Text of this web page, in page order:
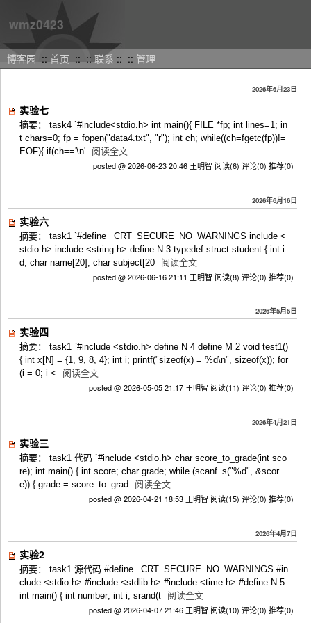
wmz0423
博客园 :: 首页 :: ::联系 :: :: 管理
2026年6月23日
实验七
摘要： task4 `#include<stdio.h> int main(){ FILE *fp; int lines=1; in
t chars=0; fp = fopen("data4.txt", "r"); int ch; while((ch=fgetc(fp))!=
EOF){ if(ch=='\n'
阅读全文
posted @ 2026-06-23 20:46 王明智 阅读(6) 评论(0) 推荐(0)
2026年6月16日
实验六
摘要： task1 `#define _CRT_SECURE_NO_WARNINGS include <
stdio.h> include <string.h> define N 3 typedef struct student { int i
d; char name[20]; char subject[20
阅读全文
posted @ 2026-06-16 21:11 王明智 阅读(8) 评论(0) 推荐(0)
2026年5月5日
实验四
摘要： task1 `#include <stdio.h> define N 4 define M 2 void test1()
{ int x[N] = {1, 9, 8, 4}; int i; printf("sizeof(x) = %d\n", sizeof(x)); for
(i = 0; i <
阅读全文
posted @ 2026-05-05 21:17 王明智 阅读(11) 评论(0) 推荐(0)
2026年4月21日
实验三
摘要： task1 代码 `#include <stdio.h> char score_to_grade(int sco
re); int main() { int score; char grade; while (scanf_s("%d", &scor
e)) { grade = score_to_grad
阅读全文
posted @ 2026-04-21 18:53 王明智 阅读(15) 评论(0) 推荐(0)
2026年4月7日
实验2
摘要： task1 源代码 #define _CRT_SECURE_NO_WARNINGS #in
clude <stdio.h> #include <stdlib.h> #include <time.h> #define N 5
int main() { int number; int i; srand(t
阅读全文
posted @ 2026-04-07 21:46 王明智 阅读(10) 评论(0) 推荐(0)